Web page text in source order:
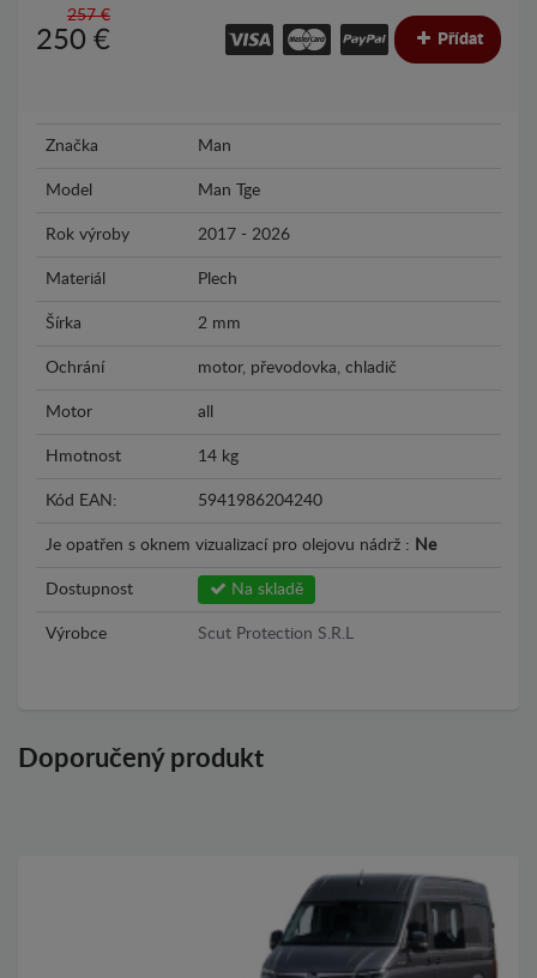
257 €
250 € Přídat
Značka Man
Model Man Tge
Rok výroby 2017 - 2026
Materiál Plech
Šírka 2 mm
Ochrání motor, převodovka, chladič
Motor all
Hmotnost 14 kg
Kód EAN: 5941986204240
Je opatřen s oknem vizualizací pro olejovu nádrž : Ne
Dostupnost Na skladě
Výrobce Scut Protection S.R.L
Doporučený produkt